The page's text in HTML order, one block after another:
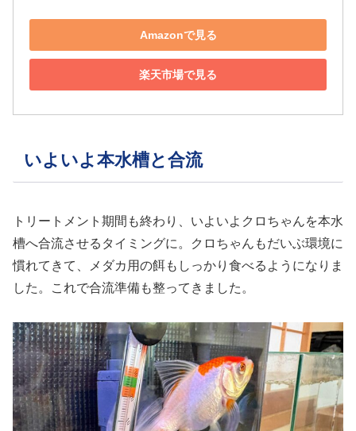
Amazonで見る
楽天市場で見る
いよいよ本水槽と合流
トリートメント期間も終わり、いよいよクロちゃんを本水
槽へ合流させるタイミングに。クロちゃんもだいぶ環境に
慣れてきて、メダカ用の餌もしっかり食べるようになりま
した。これで合流準備も整ってきました。